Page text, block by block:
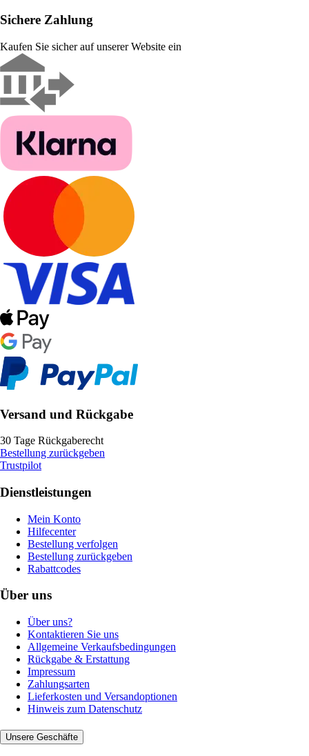
Sichere Zahlung
Kaufen Sie sicher auf unserer Website ein
Versand und Rückgabe
30 Tage Rückgaberecht
Bestellung zurückgeben
Trustpilot
Dienstleistungen
Mein Konto
Hilfecenter
Bestellung verfolgen
Bestellung zurückgeben
Rabattcodes
Über uns
Über uns?
Kontaktieren Sie uns
Allgemeine Verkaufsbedingungen
Rückgabe & Erstattung
Impressum
Zahlungsarten
Lieferkosten und Versandoptionen
Hinweis zum Datenschutz
Unsere Geschäfte